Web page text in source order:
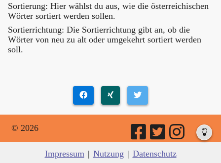
Sortierung: Hier wählst du aus, wie die österreichischen
Wörter sortiert werden sollen.
Sortierrichtung: Die Sortierrichtung gibt an, ob die
Wörter von neu zu alt oder umgekehrt sortiert werden
soll.
© 2026
Impressum | Nutzung | Datenschutz